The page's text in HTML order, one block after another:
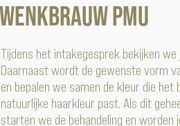
Wenkbrauw PMU
Tijdens het intakegesprek bekijken
Daarnaast wordt de gewenste vorm
en bepalen we samen de kleur die het
natuurlijke haarkleur past. Als dit
starten we de behandeling en worden